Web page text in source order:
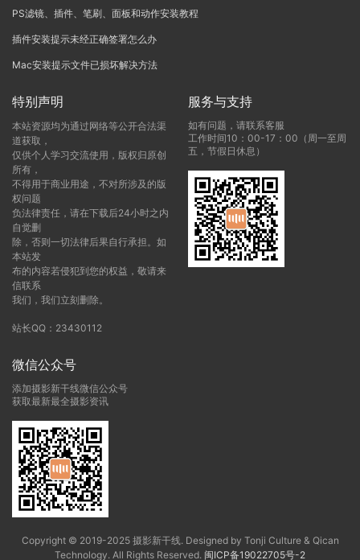
PS滤镜、插件、笔刷、面板和动作安装教程
插件安装提示未经正确签署怎么办
Mac安装提示文件已损坏解决方法
特别声明
本站资源均为通过网络等公开合法渠
道获取，
仅供个人学习交流使用，版权归原创
所有，
不得用于商业用途，不对所涉及的版
权问题
负法律责任，请在下载后24小时之内
自觉删
除，否则一切法律后果自行承担。如
本站发
布的内容若侵犯到您的权益，敬请来
信联系
我们，我们立刻删除。
站长QQ：23430112
服务与支持
如有问题，请联系客服
工作时间10：00-17：00（周一至周
五，节假日休息）
微信公众号
添加摄影新干线微信公众号
获取最新最全摄影资讯
Copyright © 2019-2025 摄影新干线. Designed by Tonji Culture & Qican
Technology. All Rights Reserved. 闽ICP备19022705号-2